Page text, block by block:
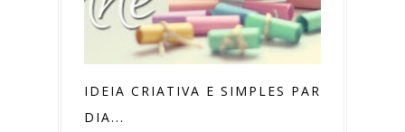
IDEIA CRIATIVA E SIMPLES PARA O
DIA...